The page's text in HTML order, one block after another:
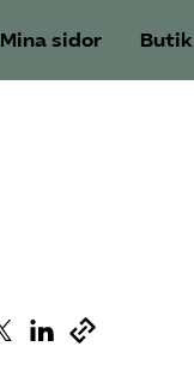
Mina sidor Butik